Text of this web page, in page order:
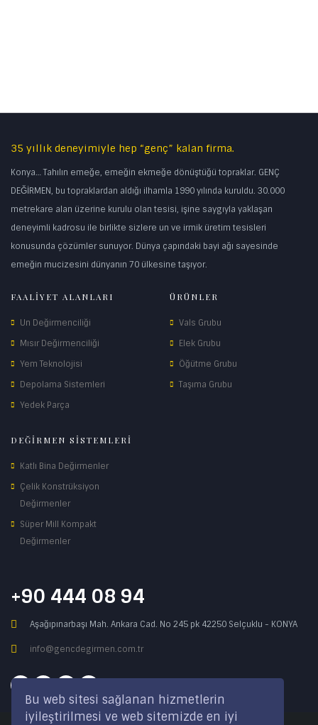
Bu web sitesi sağlanan hizmetlerin
iyileştirilmesi ve web sitemizde en iyi
35 yıllık deneyimiyle hep “genç” kalan firma.
Konya… Tahılın emeğe, emeğin ekmeğe dönüştüğü topraklar. GENÇ
DEĞİRMEN, bu topraklardan aldığı ilhamla 1990 yılında kuruldu. 30.000
metrekare alan üzerine kurulu olan tesisi, işine saygıyla yaklaşan
deneyimli kadrosu ile birlikte sizlere un ve irmik üretim tesisleri
konusunda çözümler sunuyor. Dünya çapındaki bayi ağı sayesinde
emeğin mucizesini dünyanın 70 ülkesine taşıyor.
FAALİYET ALANLARI
Un Değirmenciliği
Mısır Değirmenciliği
Yem Teknolojisi
Depolama Sistemleri
Yedek Parça
ÜRÜNLER
Vals Grubu
Elek Grubu
Öğütme Grubu
Taşıma Grubu
DEĞİRMEN SİSTEMLERİ
Katlı Bina Değirmenler
Çelik Konstrüksiyon
Değirmenler
Süper Mill Kompakt
Değirmenler
+90 444 08 94
Aşağıpınarbaşı Mah. Ankara Cad. No 245 pk 42250 Selçuklu - KONYA
info@gencdegirmen.com.tr